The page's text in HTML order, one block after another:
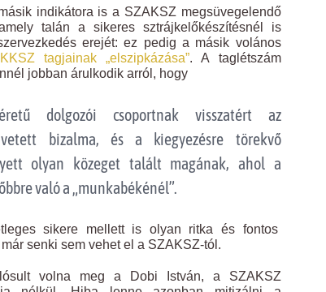
indikátora is a SZAKSZ megsüvegelendő
talán a sikeres sztrájkelőkészítésnél is
erejét: ez pedig a másik volános
tagjainak „elszipkázása”. A taglétszám
jobban árulkodik arról, hogy
dolgozói csoportnak visszatért az
vetett bizalma, és a kiegyezésre törekvő
olyan közeget talált magának, ahol a
való a „munkabékénél”.
sikere mellett is olyan ritka és fontos
senki sem vehet el a SZAKSZ-tól.
volna meg a Dobi István, a SZAKSZ